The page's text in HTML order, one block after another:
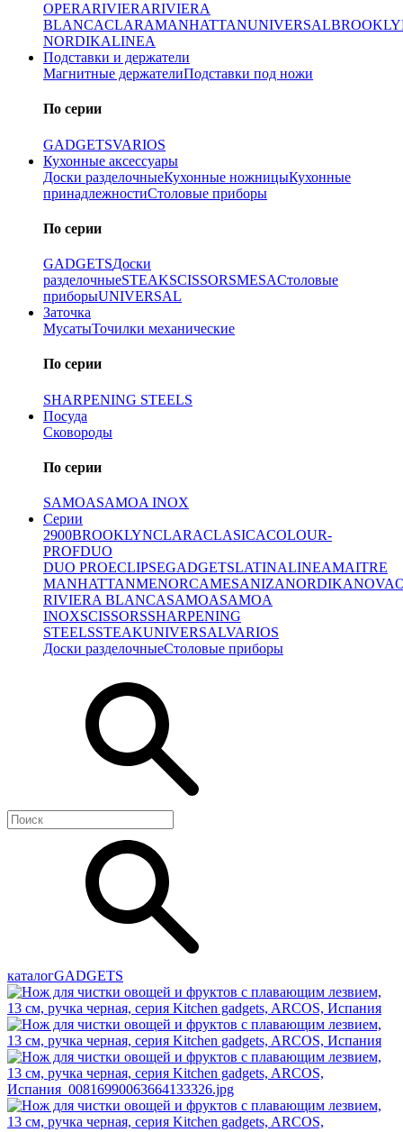
OPERARIVIERARIVIERA
BLANCACLARAMANHATTANUNIVERSAL
NORDIKALINEA
Подставки и держатели
Магнитные держателиПодставки под ножи
По серии
GADGETSVARIOS
Кухонные аксессуары
Доски разделочныеКухонные ножницыКухонные
принадлежностиСтоловые приборы
По серии
GADGETSДоски
разделочныеSTEAKSCISSORSMESAСтоловые
приборыUNIVERSAL
Заточка
МусатыТочилки механические
По серии
SHARPENING STEELS
Посуда
Сковороды
По серии
SAMOASAMOA INOX
Серии
2900BROOKLYNCLARACLASICACOLOUR-
PROFDUO
DUO PROECLIPSEGADGETSLATINALINEAMAITRE
MANHATTANMENORCAMESANIZANORDIKANOVA
RIVIERA BLANCASAMOASAMOA
INOXSCISSORSSHARPENING
STEELSSTEAKUNIVERSALVARIOS
Доски разделочныеСтоловые приборы
каталогGADGETS